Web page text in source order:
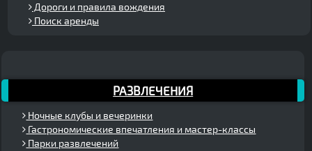
Дороги и правила вождения
Поиск аренды
РАЗВЛЕЧЕНИЯ
Ночные клубы и вечеринки
Гастрономические впечатления и мастер-классы
Парки развлечений